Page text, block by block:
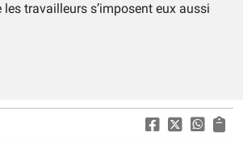
les travailleurs s’imposent eux aussi